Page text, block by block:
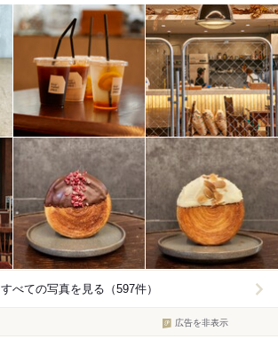
すべての写真を見る（597件）
広告を非表示